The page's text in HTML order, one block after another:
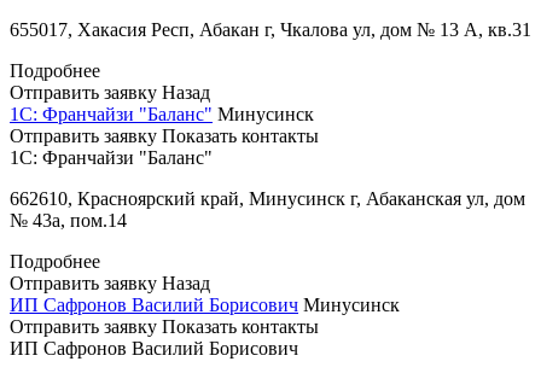
655017, Хакасия Респ, Абакан г, Чкалова ул, дом № 13 А, кв.31
Подробнее
Отправить заявку Назад
1С: Франчайзи "Баланс" Минусинск
Отправить заявку Показать контакты
1С: Франчайзи "Баланс"
662610, Красноярский край, Минусинск г, Абаканская ул, дом
№ 43а, пом.14
Подробнее
Отправить заявку Назад
ИП Сафронов Василий Борисович Минусинск
Отправить заявку Показать контакты
ИП Сафронов Василий Борисович